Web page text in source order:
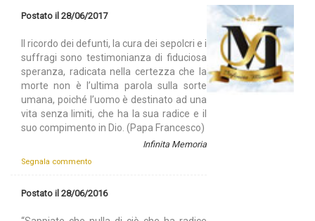
Postato il 28/06/2017
Il ricordo dei defunti, la cura dei sepolcri e i
suffragi sono testimonianza di fiduciosa
speranza, radicata nella certezza che la
morte non è l’ultima parola sulla sorte
umana, poiché l’uomo è destinato ad una
vita senza limiti, che ha la sua radice e il
suo compimento in Dio. (Papa Francesco)
Infinita Memoria
Segnala commento
Postato il 28/06/2016